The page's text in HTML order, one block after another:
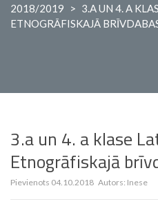
2018/2019
> 3.A UN 4. A
ETNOGRĀFISKAJĀ
3.a un 4. a klase
Etnogrāfiskajā
Pievienots 04.10.2018 Autors: Inese